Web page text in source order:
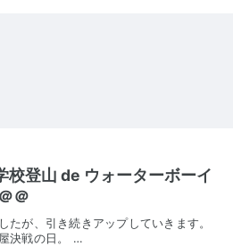
登山 de ウォーターボーイ
＠
たが、引き続きアップしていきます。
決戦の日。 …